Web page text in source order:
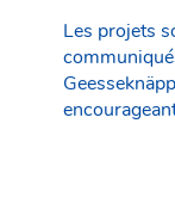
Les projets